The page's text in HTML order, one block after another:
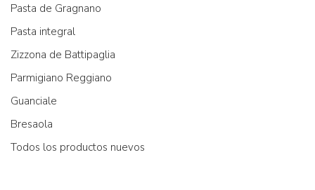
Pasta de Gragnano
Pasta integral
Zizzona de Battipaglia
Parmigiano Reggiano
Guanciale
Bresaola
Todos los productos nuevos